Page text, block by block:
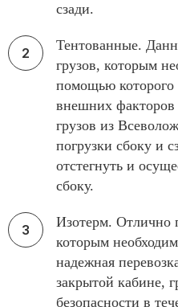
сзади.
Тентованные.
грузов, которым
помощью которого
внешних факторов
грузов из
погрузки сбоку и
отстегнуть и
сбоку.
Изотерм. Отлично
которым
надежная
закрытой кабине,
безопасности в